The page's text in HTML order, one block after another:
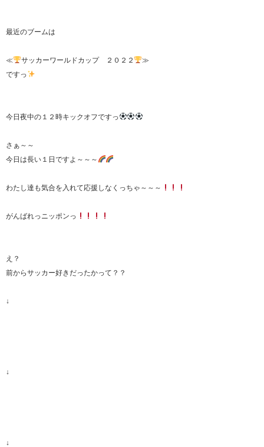
最近のブームは
≪ サッカーワールドカップ ２０２２
≫
ですっ
今日夜中の１２時キックオフですっ
さぁ～～
今日は長い１日ですよ～～～
わたし達も気合を入れて応援しなくっちゃ～～～
がんばれっニッポンっ
え？
前からサッカー好きだったかって？？
↓
↓
↓